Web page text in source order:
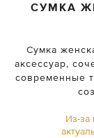
СУМКА
Сумка
аксессуар,
современные
Из-за